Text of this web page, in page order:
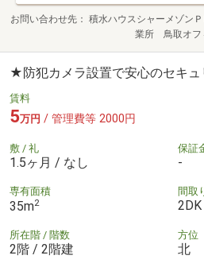
お問い合わせ先
積水ハウスシャーメゾン
業所 鳥取オフ
★防犯カメラ設置で安心のセキュ
賃料
5万円 / 管理費等 2000円
敷 / 礼
1.5ヶ月 / なし
保証
-
専有面積
35m2
間取
2DK
所在階 / 階数
2階 / 2階建
方位
北